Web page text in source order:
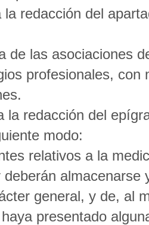
la redacción del
de las asociaciones
profesionales,
la redacción del
modo:
relativos a la
general, y de, al
presentado